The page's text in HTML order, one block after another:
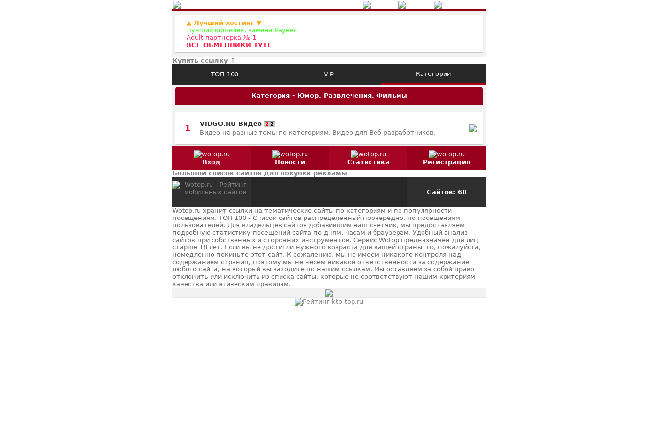
▲ Лучший хостинг ▼
Лучший кошелек, замена Payeer
Adult партнерка № 1
ВСЕ ОБМЕННИКИ ТУТ!
Купить ссылку ↑
ТОП 100
VIP Категории
Категория - Юмор, Развлечения, Фильмы
1 VIDGO.RU Видео 2 2
Видео на разные темы по категориям. Видео для Веб разработчиков.
Вход Новости Статистика
Регистрация
Большой список сайтов для покупки рекламы
Сайтов: 68
Wotop.ru хранит ссылки на тематические сайты по категориям и по популярности -
посещениям. ТОП 100 - Список сайтов распределенный поочередно, по посещениям
пользователей. Для владельцев сайтов добавившим наш счетчик, мы предоставляем
подробную статистику посещений сайта по дням, часам и браузерам. Удобный анализ
сайтов при собственных и сторонних инструментов. Сервис Wotop предназначен для лиц
старше 18 лет. Если вы не достигли нужного возраста для вашей страны, то, пожалуйста,
немедленно покиньте этот сайт. К сожалению, мы не имеем никакого контроля над
содержанием страниц, поэтому мы не несем никакой ответственности за содержание
любого сайта, на который вы заходите по нашим ссылкам. Мы оставляем за собой право
отклонить или исключить из списка сайты, которые не соответствуют нашим критериям
качества или этическим правилам.